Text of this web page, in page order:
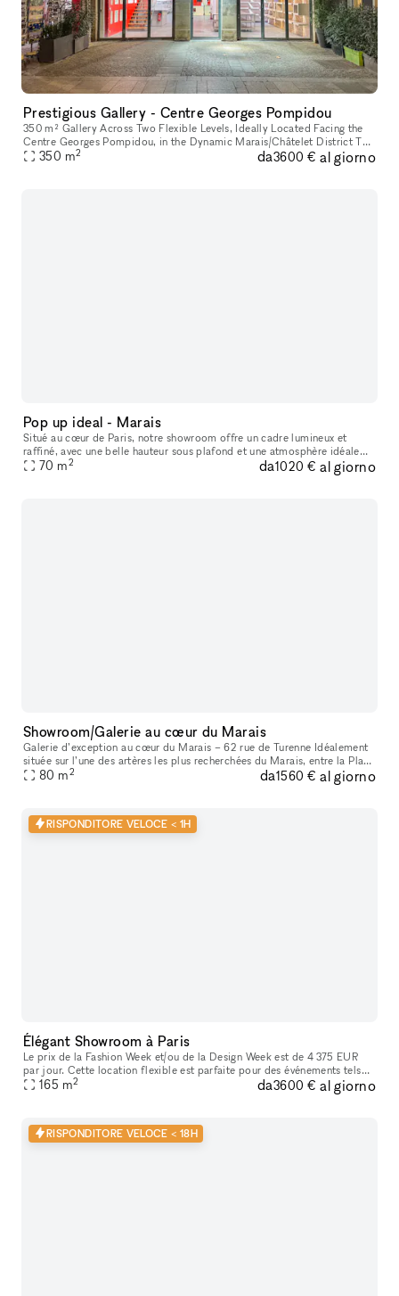
Prestigious Gallery - Centre Georges Pompidou
350 m² Gallery Across Two Flexible Levels, Ideally Located Facing the
Centre Georges Pompidou, in the Dynamic Marais/Châtelet District This
exceptional space offers a modern, versatile environment,
350 m2 da3600 € al giorno
Pop up ideal - Marais
Situé au cœur de Paris, notre showroom offre un cadre lumineux et
raffiné, avec une belle hauteur sous plafond et une atmosphère idéale
pour accueillir des marques, des collections et des événements
70 m2 da1020 € al giorno
Showroom/Galerie au cœur du Marais
Galerie d’exception au cœur du Marais – 62 rue de Turenne Idéalement
située sur l’une des artères les plus recherchées du Marais, entre la Place
des Vosges et la rue de Bretagne, la galerie bénéficie
80 m2 da1560 € al giorno
RISPONDITORE VELOCE < 1H
Élégant Showroom à Paris
Le prix de la Fashion Week et/ou de la Design Week est de 4 375 EUR
par jour. Cette location flexible est parfaite pour des événements tels
que des expositions d'art, offrant des services supplémenta
165 m2 da3600 € al giorno
RISPONDITORE VELOCE < 18H